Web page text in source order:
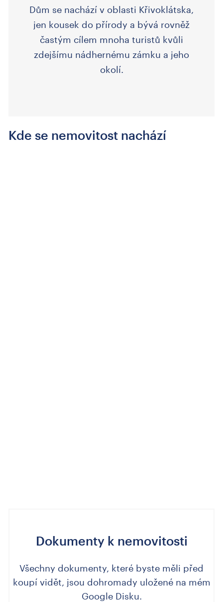
Dům se nachází v oblasti Křivoklátska,
jen kousek do přírody a bývá rovněž
častým cílem mnoha turistů kvůli
zdejšímu nádhernému zámku a jeho
okolí.
Kde se nemovitost nachází
Dokumenty k nemovitosti
Všechny dokumenty, které byste měli před
koupí vidět, jsou dohromady uložené na mém
Google Disku.